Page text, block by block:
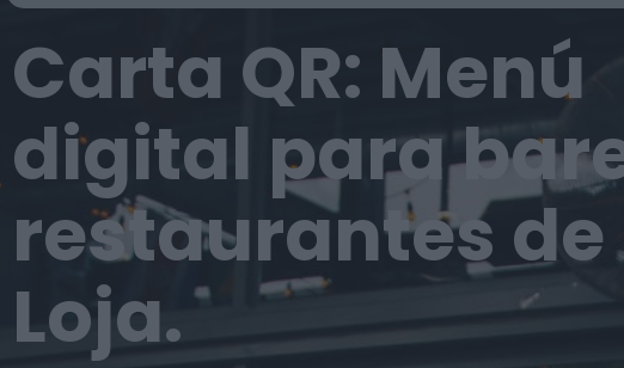
Carta QR: Menú
digital para
restaurantes de
Loja.